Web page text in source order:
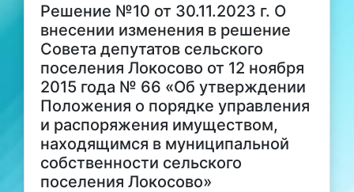
Решение №10 от 30.11.2023 г. О
внесении изменения в решение
Совета депутатов сельского
поселения Локосово от 12 ноября
2015 года № 66 «Об утверждении
Положения о порядке управления
и распоряжения имуществом,
находящимся в муниципальной
собственности сельского
поселения Локосово»